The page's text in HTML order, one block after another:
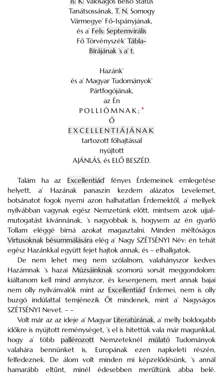
Tanátsossának, T. N. Somogy
Vármegye’ Fő-Ispányjának,
és a’ Fels: Septemvirális
Fő Törvényszék’ Tábla-
Bírájának ’s a’ t.
Hazánk’
és a’ Magyar Tudományok’
Pártfogójának,
az Én
POLLIÓMNAK; *
Ő
EXCELLENTIÁJÁNAK
tartozott főhajtással
nyújtott
AJÁNLÁS, és ELŐ BESZÉD.
Talám ha az Excellentiád’ fényes Érdemeinek emlegetése
helyett, a’ Hazának panaszin kezdem alázatos Levelemet,
botsánatot fogok nyerni azon halhatatlan Érdemektől, a’ mellyek
nyílvábban vagynak egész Nemzetünk előtt, mintsem azok ujjal-
mutogatást kívánnának, ’s nagyobbak is, hogysem az én gyarló
Tollam eléggé bírná azokat magasztalni. Minden méltóságos
Virtusoknak bésummálására elég a’ Nagy SZÉTSÉNYI Név: én tehát
egész Hazánkkal együtt fejet hajtok annak, és – elhallgatok.
De nem lehet meg nem szólalnom, valahányszor kedves
Hazámnak ’s hazai Múzsáinknakszomorú sorsát meggondolom:
kiáltanom kell mind annyiszor, és kesergenem, mert annak bajai
nem olly nyilvánvalók mint az Excellentiád’ Érdemei, nem is olly
buzgó indúlattal temjénezik Őt mindenek, mint a’ Nagyságos
SZÉTSÉNYI Nevet. – –
Volt már az az ideje a’ Magyar Literatúrának, a’ melly boldogabb
időkre is nyújtott reménységet, ’s el is hitettük vala már magunkkal,
hogy a’ több pallérozottNemzeteknél múlatóTudományok
valahára bennünket is, Europának ezen napkeleti részén,
felfedeznek. De álom volt minden mi képzelődésünk, ’s annál
hamarább eltűnt, minél édesebben merűltünk abba belé.